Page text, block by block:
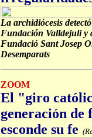
La archidiócesis
Fundación Valldejuli y
Fundació Sant Josep
Desemparats
ZOOM
El "giro
generación de
esconde su fe